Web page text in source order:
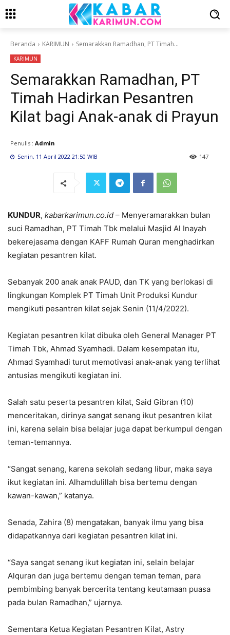
Beranda KARIMUN Semarakkan Ramadhan, PT Timah...
KARIMUN
Semarakkan Ramadhan, PT
Timah Hadirkan Pesantren
Kilat bagi Anak-anak di Prayun
Penulis : Admin
Senin, 11 April 2022 21:50 WIB
147
KUNDUR, kabarkarimun.co.id – Menyeramarakkan bulan
suci Ramadhan, PT Timah Tbk melalui Masjid Al Inayah
bekerejasama dengan KAFF Rumah Quran menghadirkan
kegiatan pesantren kilat.
Sebanyak 200 anak anak PAUD, dan TK yang berlokasi di
lingkungan Komplek PT Timah Unit Produksi Kundur
mengikuti pesantren kilat sejak Senin (11/4/2022).
Kegiatan pesantren kilat dibuka oleh General Manager PT
Timah Tbk, Ahmad Syamhadi. Dalam kesempatan itu,
Ahmad Syamhadi turut memotivasi anak-anak yang terlihat
antusias mengikuti kegiatan ini.
Salah satu peserta pesantren kilat, Said Gibran (10)
menceritakan, dirinya sangat senang ikut pesantren kilat
ini, karena selain bisa belajar juga dapat berkumpul dengan
teman-temannya.
“Sangat senang, karena sekolah sedang libur, maka saya
ikut kegiatan ini. Alhamdulillah bisa bertemu dengan
kawan-kawan,” katanya.
Senada, Zahira (8) mengatakan, banyak ilmu yang bisa
didapatkannya dari kegiatan pesantren kilat ini.
“Saya sangat senang ikut kegiatan ini, selain belajar
Alquran dan juga bertemu dengan teman teman, para
pembimbing banyak bercerita tentang keutamaan puasa
pada bulan Ramadhan,” ujarnya.
Sementara Ketua Kegiatan Pesantren Kilat, Astry